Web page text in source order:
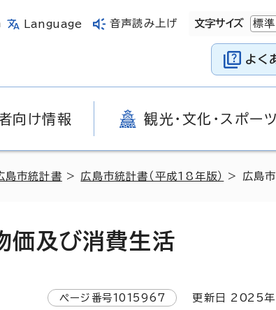
Language 音声読み上げ 文字サイズ 標準
よく
向け情報 観光・文化・スポーツ
島市統計書 > 広島市統計書（平成18年版） > 広島市
価及び消費生活
ページ番号1015967 更新日 2025